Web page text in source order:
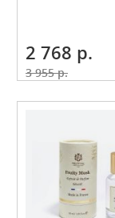
2 768 р.
3 955 р.